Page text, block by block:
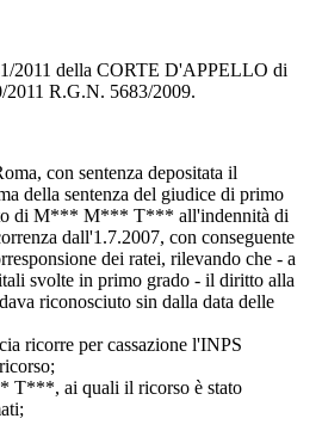
2011 della CORTE D'APPELLO di
R.G.N. 5683/2009.
con sentenza depositata il
della sentenza del giudice di primo
di M*** M*** T*** all'indennità di
dall'1.7.2007, con conseguente
dei ratei, rilevando che - a
svolte in primo grado - il diritto alla
riconosciuto sin dalla data delle
ricorre per cassazione l'INPS
ai quali il ricorso è stato